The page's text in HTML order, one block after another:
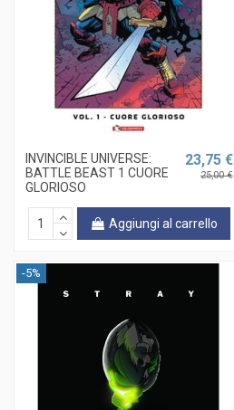
INVINCIBLE UNIVERSE:
BATTLE BEAST 1 CUORE
GLORIOSO
23,75 €
25,00 €
Aggiungi al carrello
-5%